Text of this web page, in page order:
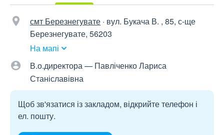
смт Березнегувате · вул. Букача В. , 85, с-ще
Березнегувате, 56203
На мапі
В.о.директора — Павліченко Лариса
Станіславівна
Щоб зв'язатися із закладом, відкрийте телефон і
ел. пошту.